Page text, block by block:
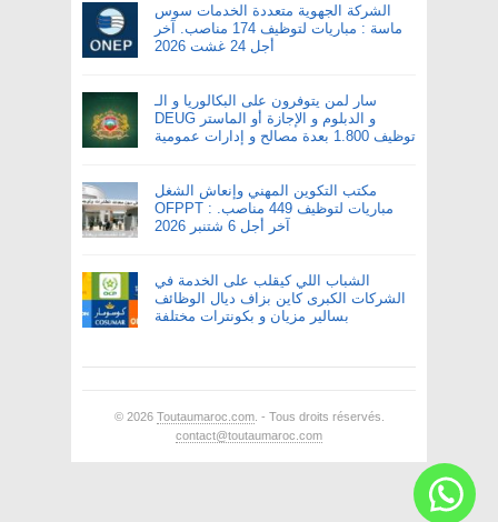
الشركة الجهوية متعددة الخدمات سوس
ماسة : مباريات لتوظيف 174 مناصب. آخر
أجل 24 غشت 2026
سار لمن يتوفرون على البكالوريا و الـ
DEUG و الدبلوم و الإجازة أو الماستر
توظيف 1.800 بعدة مصالح و إدارات عمومية
مكتب التكوين المهني وإنعاش الشغل
OFPPT : مباريات لتوظيف 449 مناصب.
آخر أجل 6 شتنبر 2026
الشباب اللي كيقلب على الخدمة في
الشركات الكبرى كاين بزاف ديال الوظائف
بسالير مزيان و بكونترات مختلفة
© 2026 Toutaumaroc.com. - Tous droits réservés.
contact@toutaumaroc.com